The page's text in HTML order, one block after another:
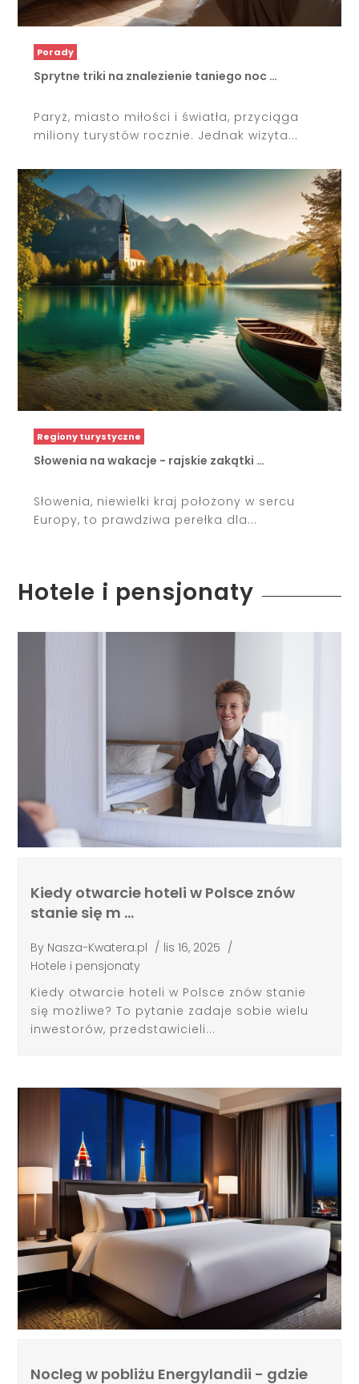
Porady
Sprytne triki na znalezienie taniego noc …
Paryż, miasto miłości i światła, przyciąga
miliony turystów rocznie. Jednak wizyta...
Regiony turystyczne
Słowenia na wakacje - rajskie zakątki …
Słowenia, niewielki kraj położony w sercu
Europy, to prawdziwa perełka dla...
Hotele i pensjonaty
Kiedy otwarcie hoteli w Polsce znów
stanie się m …
By Nasza-Kwatera.pl / lis 16, 2025 /
Hotele i pensjonaty
Kiedy otwarcie hoteli w Polsce znów stanie
się możliwe? To pytanie zadaje sobie wielu
inwestorów, przedstawicieli...
Nocleg w pobliżu Energylandii - gdzie